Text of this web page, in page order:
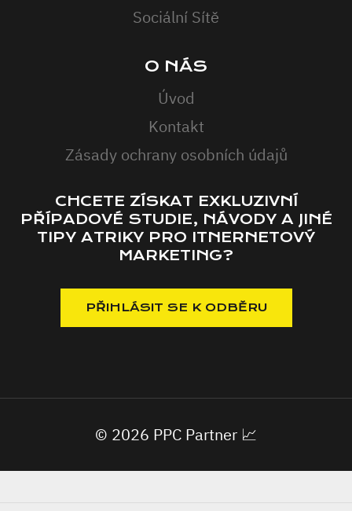
Sociální Sítě
O NÁS
Úvod
Kontakt
Zásady ochrany osobních údajů
CHCETE ZÍSKAT EXKLUZIVNÍ
PŘÍPADOVÉ STUDIE, NÁVODY A JINÉ
TIPY ATRIKY PRO ITNERNETOVÝ
MARKETING?
© 2026 PPC Partner 📈